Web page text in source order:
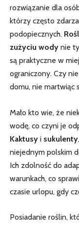
rozwiązanie dla
którzy często
podopiecznych.
zużyciu⁢ wody nie
są praktyczne w
ograniczony. Czy⁢
⁢domu, nie martwiąc
Mało kto wie, że
wodę, co czyni je
Kaktusy i sukulenty
niejednym polskim
Ich zdolność do
warunkach, co
czasie urlopu, gdy
Posiadanie roślin,